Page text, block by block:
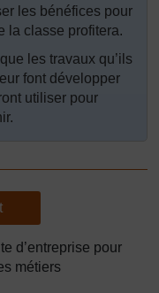
les bénéfices pour
la classe profitera.
les travaux qu’ils
font développer
utiliser pour
d’entreprise pour
métiers